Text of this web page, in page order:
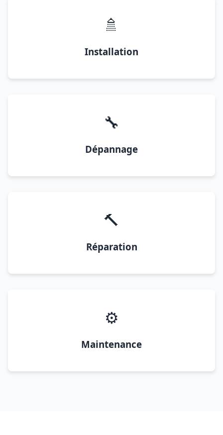
🚿
Installation
🔧
Dépannage
🔨
Réparation
⚙️
Maintenance